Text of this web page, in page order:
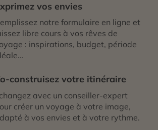
vos envies
notre formulaire en ligne et
libre cours à vos rêves de
: inspirations, budget, période
construisez votre itinéraire
avec un conseiller-expert
créer un voyage à votre image,
à vos envies et à votre rythme.